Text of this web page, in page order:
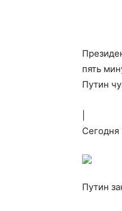
пять
Путин
Сегодня
Путин